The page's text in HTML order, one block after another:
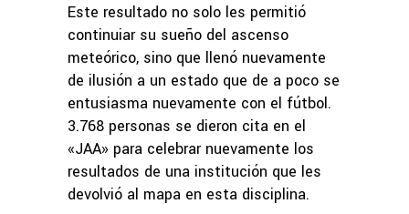
Este resultado no solo les permitió
continuiar su sueño del ascenso
meteórico, sino que llenó nuevamente
de ilusión a un estado que de a poco se
entusiasma nuevamente con el fútbol.
3.768 personas se dieron cita en el
«JAA» para celebrar nuevamente los
resultados de una institución que les
devolvió al mapa en esta disciplina.